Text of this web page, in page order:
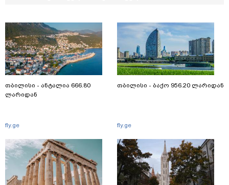
თბილისი - ანტალია 666.80
ლარიდან
fly.ge
თბილისი - ბაქო 956.20 ლარიდან
fly.ge